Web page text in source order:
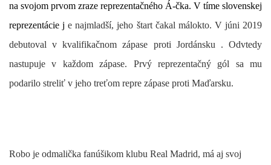
na svojom prvom zraze reprezentačného Á-čka. V tíme slovenskej
reprezentácie j e najmladší, jeho štart čakal málokto. V júni 2019
debutoval v kvalifikačnom zápase proti Jordánsku
. Odvtedy
nastupuje v každom zápase. Prvý reprezentačný gól sa mu
podarilo streliť v jeho treťom repre zápase proti Maďarsku.
Robo je odmalička fanúšikom klubu Real Madrid, má aj svoj